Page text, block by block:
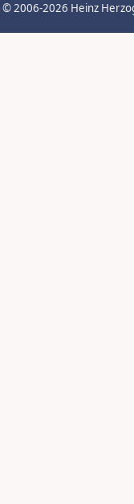
© 2006-2026 Heinz